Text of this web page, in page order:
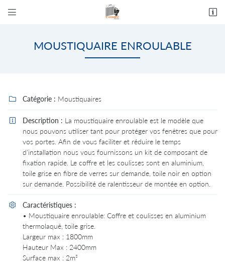
 
9 rue Serge Granié - ZA les Molles
05 63 64 19 80
Adresse email de réception
En cochant cette case, vous consentez à recevoir nos propositions commerciales à
l'adresse email indiqué ci-dessus. Vous pouvez vous désinscrire à tout moment en utilisant
le formulaire de désinscription.
MOUSTIQUAIRE ENROULABLE
 Catégorie : Moustiquaires
 Description : La moustiquaire enroulable est le modèle que
nous pouvons utiliser tant pour protéger vos fenêtres que pour
vos portes. Afin de vous faciliter et réduire le temps
d'installation nous vous fournissons un kit de composant de
fixation rapide. Le coffre et les coulisses sont en aluminium,
toile grise en fibre de verres sur demande, toile noir en option
sur demande. Possibilité de ralentisseur de montée en option.

Caractéristiques :
• Moustiquaire enroulable: Coffre et coulisses en aluminium
thermolaqué, toile grise.
Largeur max : 1800mm
Hauteur Max : 2400mm
Surface max : 2m²